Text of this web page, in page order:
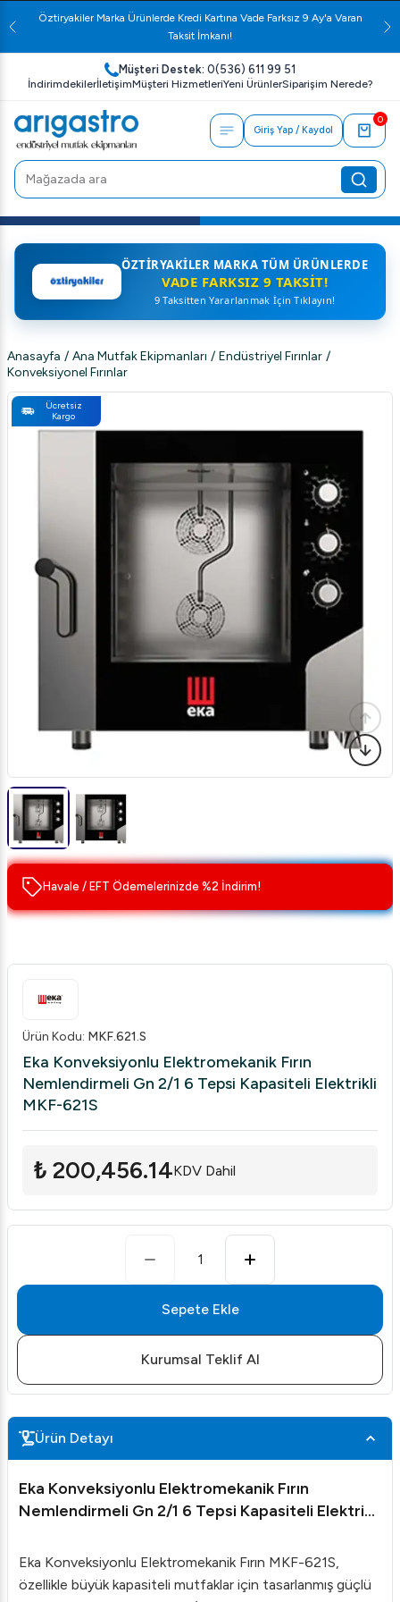
Öztiryakiler Marka Ürünlerde Kredi Kartına Vade Farksız 9 Ay'a Varan
Taksit İmkanı!
Müşteri Destek: 0(536) 611 99 51
İndirimdekilerİletişimMüşteri HizmetleriYeni ÜrünlerSiparişim Nerede?
Giriş Yap / Kaydol
0
ÖZTIRYAKILER MARKA TÜM ÜRÜNLERDE
VADE FARKSIZ 9 TAKSIT!
9 Taksitten Yararlanmak İçin Tıklayın!
Anasayfa / Ana Mutfak Ekipmanları / Endüstriyel Fırınlar /
Konveksiyonel Fırınlar
Ücretsiz
Kargo
Havale / EFT Ödemelerinizde %2 İndirim!
Ürün Kodu: MKF.621.S
Eka Konveksiyonlu Elektromekanik Fırın
Nemlendirmeli Gn 2/1 6 Tepsi Kapasiteli Elektrikli
MKF-621S
₺ 200,456.14KDV Dahil
1
Sepete Ekle
Kurumsal Teklif Al
Ürün Detayı
Eka Konveksiyonlu Elektromekanik Fırın
Nemlendirmeli Gn 2/1 6 Tepsi Kapasiteli Elektrikli
Eka Konveksiyonlu Elektromekanik Fırın MKF-621S,
özellikle büyük kapasiteli mutfaklar için tasarlanmış güçlü